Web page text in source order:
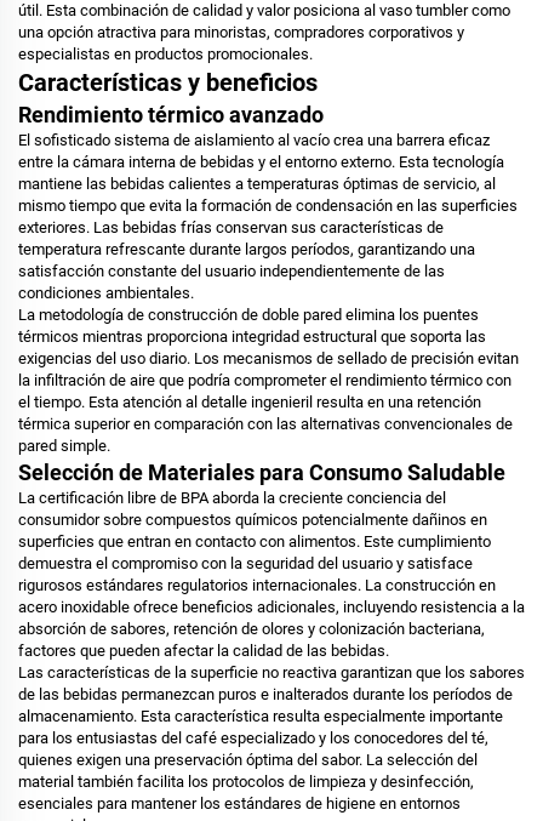
útil. Esta combinación de calidad y valor posiciona al vaso tumbler como
una opción atractiva para minoristas, compradores corporativos y
especialistas en productos promocionales.
Características y beneficios
Rendimiento térmico avanzado
El sofisticado sistema de aislamiento al vacío crea una barrera eficaz
entre la cámara interna de bebidas y el entorno externo. Esta tecnología
mantiene las bebidas calientes a temperaturas óptimas de servicio, al
mismo tiempo que evita la formación de condensación en las superficies
exteriores. Las bebidas frías conservan sus características de
temperatura refrescante durante largos períodos, garantizando una
satisfacción constante del usuario independientemente de las
condiciones ambientales.
La metodología de construcción de doble pared elimina los puentes
térmicos mientras proporciona integridad estructural que soporta las
exigencias del uso diario. Los mecanismos de sellado de precisión evitan
la infiltración de aire que podría comprometer el rendimiento térmico con
el tiempo. Esta atención al detalle ingenieril resulta en una retención
térmica superior en comparación con las alternativas convencionales de
pared simple.
Selección de Materiales para Consumo Saludable
La certificación libre de BPA aborda la creciente conciencia del
consumidor sobre compuestos químicos potencialmente dañinos en
superficies que entran en contacto con alimentos. Este cumplimiento
demuestra el compromiso con la seguridad del usuario y satisface
rigurosos estándares regulatorios internacionales. La construcción en
acero inoxidable ofrece beneficios adicionales, incluyendo resistencia a la
absorción de sabores, retención de olores y colonización bacteriana,
factores que pueden afectar la calidad de las bebidas.
Las características de la superficie no reactiva garantizan que los sabores
de las bebidas permanezcan puros e inalterados durante los períodos de
almacenamiento. Esta característica resulta especialmente importante
para los entusiastas del café especializado y los conocedores del té,
quienes exigen una preservación óptima del sabor. La selección del
material también facilita los protocolos de limpieza y desinfección,
esenciales para mantener los estándares de higiene en entornos